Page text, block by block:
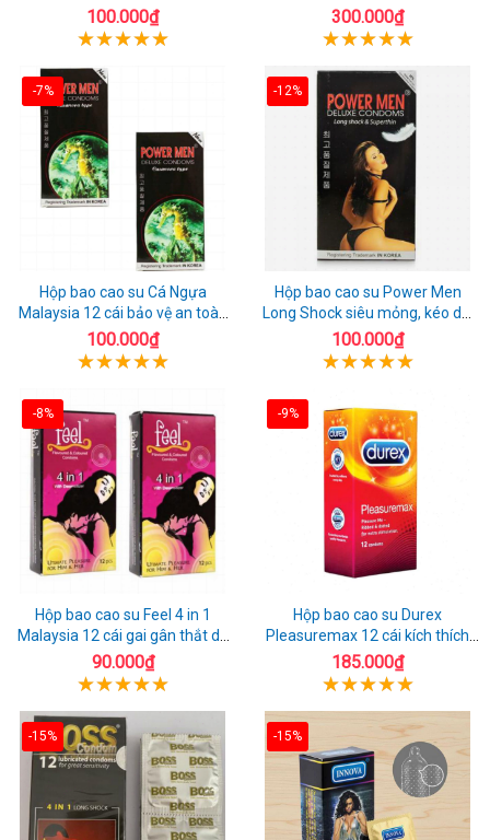
cảm
100.000₫ 300.000₫
-7%
Hộp bao cao su Cá Ngựa
Malaysia 12 cái bảo vệ an toàn
tuyệt đối
100.000₫
-12%
Hộp bao cao su Power Men
Long Shock siêu mỏng, kéo dài
quan hệ thoải mái
100.000₫
-8%
Hộp bao cao su Feel 4 in 1
Malaysia 12 cái gai gân thắt dễ
sử dụng
90.000₫
-9%
Hộp bao cao su Durex
Pleasuremax 12 cái kích thích
tăng khoái cảm
185.000₫
-15% -15%